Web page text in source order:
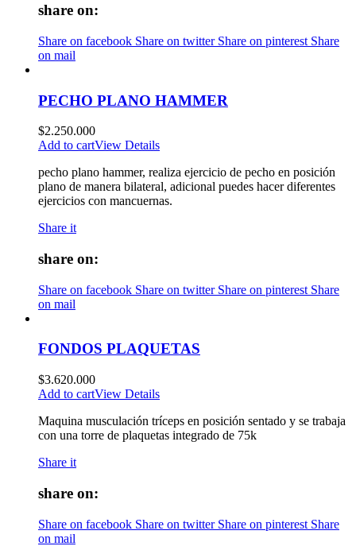
share on:
Share on facebook Share on twitter Share on pinterest Share
on mail
PECHO PLANO HAMMER
$2.250.000
Add to cartView Details
pecho plano hammer, realiza ejercicio de pecho en posición
plano de manera bilateral, adicional puedes hacer diferentes
ejercicios con mancuernas.
Share it
share on:
Share on facebook Share on twitter Share on pinterest Share
on mail
FONDOS PLAQUETAS
$3.620.000
Add to cartView Details
Maquina musculación tríceps en posición sentado y se trabaja
con una torre de plaquetas integrado de 75k
Share it
share on:
Share on facebook Share on twitter Share on pinterest Share
on mail